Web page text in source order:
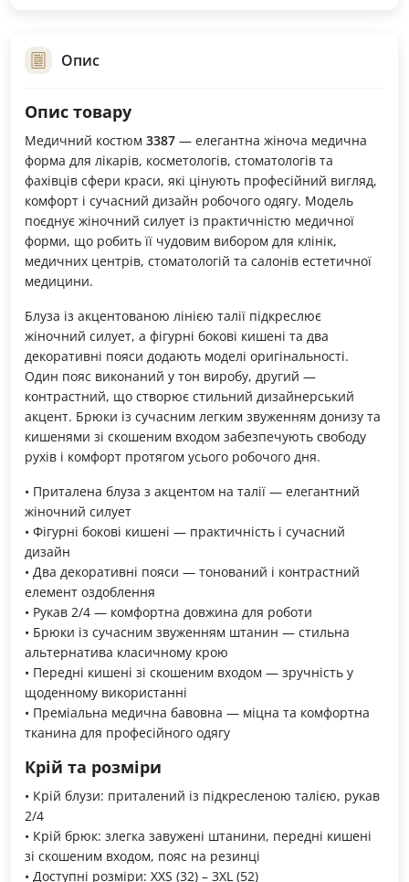
Опис
Опис товару
Медичний костюм 3387 — елегантна жіноча медична
форма для лікарів, косметологів, стоматологів та
фахівців сфери краси, які цінують професійний вигляд,
комфорт і сучасний дизайн робочого одягу. Модель
поєднує жіночний силует із практичністю медичної
форми, що робить її чудовим вибором для клінік,
медичних центрів, стоматологій та салонів естетичної
медицини.
Блуза із акцентованою лінією талії підкреслює
жіночний силует, а фігурні бокові кишені та два
декоративні пояси додають моделі оригінальності.
Один пояс виконаний у тон виробу, другий —
контрастний, що створює стильний дизайнерський
акцент. Брюки із сучасним легким звуженням донизу та
кишенями зі скошеним входом забезпечують свободу
рухів і комфорт протягом усього робочого дня.
• Приталена блуза з акцентом на талії — елегантний
жіночний силует
• Фігурні бокові кишені — практичність і сучасний
дизайн
• Два декоративні пояси — тонований і контрастний
елемент оздоблення
• Рукав 2/4 — комфортна довжина для роботи
• Брюки із сучасним звуженням штанин — стильна
альтернатива класичному крою
• Передні кишені зі скошеним входом — зручність у
щоденному використанні
• Преміальна медична бавовна — міцна та комфортна
тканина для професійного одягу
Крій та розміри
• Крій блузи: приталений із підкресленою талією, рукав
2/4
• Крій брюк: злегка завужені штанини, передні кишені
зі скошеним входом, пояс на резинці
• Доступні розміри: XXS (32) – 3XL (52)